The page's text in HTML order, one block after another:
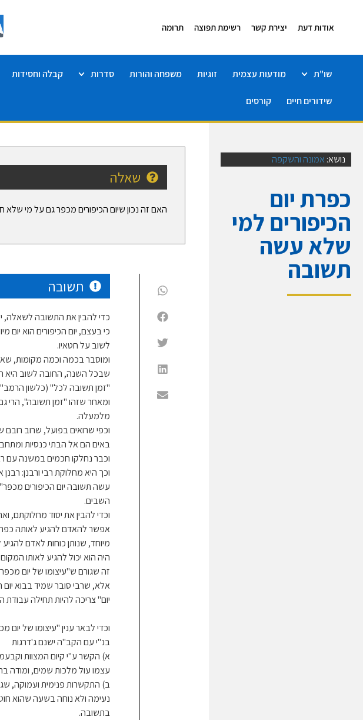
אודות דעת יצירת קשר רשימת תפוצה תרומה
שו"ת מודעות עצמית זוגיות משפחה והורות סדרות קבלה וחסידות
שידורים חיים קורסים
נושא: אמונה והשקפה
כפרת יום
הכיפורים למי
שלא עשה
תשובה
שאלה
האם זה נכון שיום הכיפורים מכפר גם על מי שלא
תשובה
כדי להבין את התשובה לשאלה,
כי בעצם, יום הכיפורים הוא
לשוב על חטאיו.
ומוסבר בכמה וכמה מקומות,
שבכל השנה, החובה לשוב היא
"זמן תשובה לכל" (כלשון
ומאחר שזהו "זמן תשובה", הרי
מלמעלה.
וכפי שרואים בפועל, שרוב רובם
באים הם אל הבתי כנסיות
וכבר נחלקו חכמים במשנה עם
וכך היא מחלוקת רבי ורבנן:
עשה תשובה יום הכיפורים
השבים.
וכדי להבין את יסוד מחלוקתם,
אפשר להאדם להגיע לאותה
מיוחד, שנותן כוחות לאדם
היה הוא יכול להגיע לאותו
זה שגורם ש"עיצומו של יום
אלא, שרבי סובר שמיד בבוא יום
יום" צריכה להיות תחילה עבודת
וכדי לבאר ענין "עיצומו של
בנ"י עם הקב"ה ישנם ג'דרגות
א) הקשר ע"י קיום המצוות
עצמו עול מלכות שמים, ומודה
ב) התקשרות פנימית ועמוקה,
נעימה ולא נוחה בשעה שהוא
בתשובה.